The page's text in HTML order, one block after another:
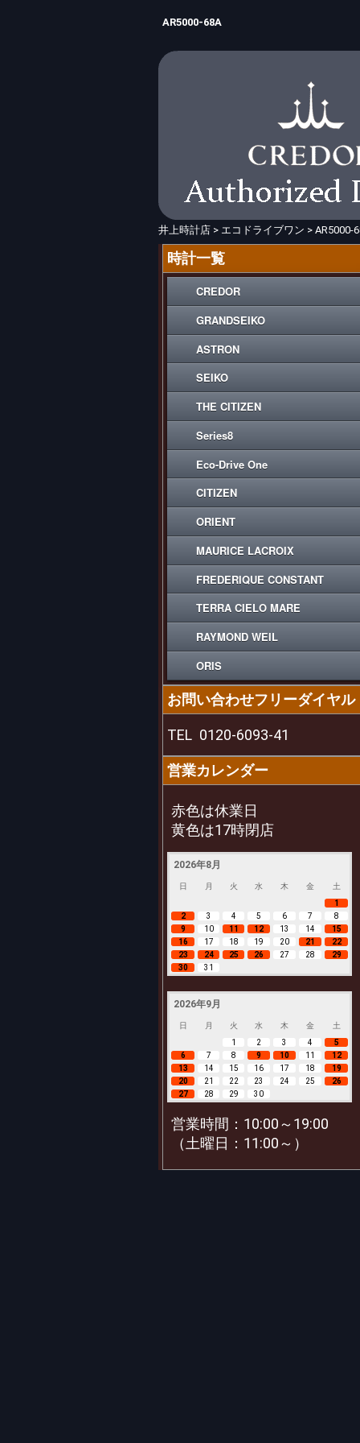
AR5000-68A
井上時計店 > エコドライブワン > AR5000-
時計一覧
CREDOR
GRANDSEIKO
ASTRON
SEIKO
THE CITIZEN
Series8
Eco-Drive One
CITIZEN
ORIENT
MAURICE LACROIX
FREDERIQUE CONSTANT
TERRA CIELO MARE
RAYMOND WEIL
ORIS
お問い合わせフリーダイヤル
TEL 0120-6093-41
営業カレンダー
赤色は休業日
黄色は17時閉店
2026年8月
日 月 火 水 木 金
土
1
2
3 4 5 6 7
8
9
10 11 12 13 14
15
16
17 18 19 20 21
22
23
24 25 26 27 28
29
30
31
2026年9月
日 月 火 水 木 金
土
1
2 3 4
5
6
7 8 9 10 11
12
13
14 15 16 17 18
19
20
21 22 23 24 25
26
27
28 29 30
営業時間：10:00～19:00
（土曜日：11:00～）